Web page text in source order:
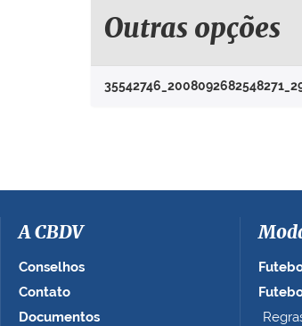
e
p
a
i
Outras opções
A CBDV
Conselhos
Contato
Documentos